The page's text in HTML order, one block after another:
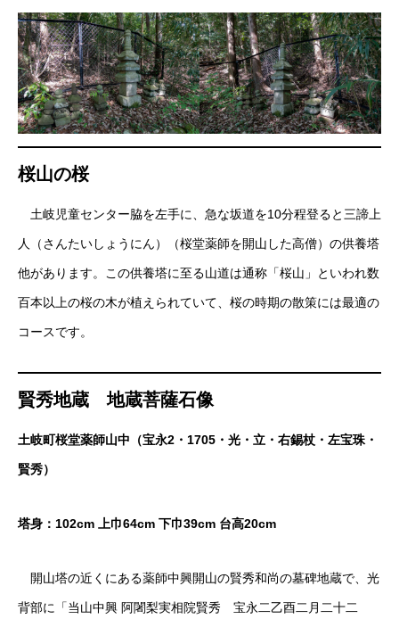
桜山の桜
土岐児童センター脇を左手に、急な坂道を10分程登ると三諦上
人（さんたいしょうにん）（桜堂薬師を開山した高僧）の供養塔
他があります。この供養塔に至る山道は通称「桜山」といわれ数
百本以上の桜の木が植えられていて、桜の時期の散策には最適の
コースです。
賢秀地蔵 地蔵菩薩石像
土岐町桜堂薬師山中（宝永2・1705・光・立・右錫杖・左宝珠・
賢秀）
塔身：102cm 上巾64cm 下巾39cm 台高20cm
開山塔の近くにある薬師中興開山の賢秀和尚の墓碑地蔵で、光
背部に「当山中興 阿闍梨実相院賢秀 宝永二乙酉二月二十二